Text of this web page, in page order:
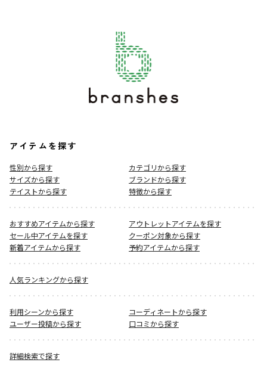
アイテムを探す
性別から探す
カテゴリから探す
サイズから探す
ブランドから探す
テイストから探す
特徴から探す
おすすめアイテムから探す
アウトレットアイテムを探す
セール中アイテムを探す
クーポン対象から探す
新着アイテムから探す
予約アイテムから探す
人気ランキングから探す
利用シーンから探す
コーディネートから探す
ユーザー投稿から探す
口コミから探す
詳細検索で探す